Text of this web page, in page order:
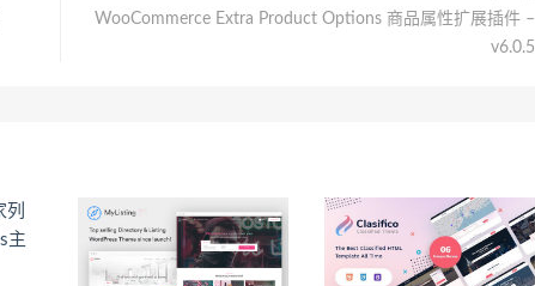
WooCommerce Extra Product Options 商品属性扩展插件 –
v6.0.5